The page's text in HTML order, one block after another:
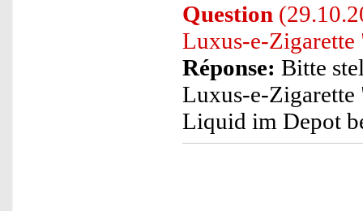
Question
Luxus-e-
Réponse: Bitte
Luxus-e-Zigarette
Liquid im Depot